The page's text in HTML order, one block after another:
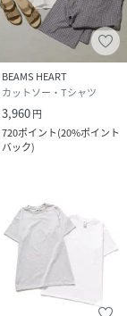
BEAMS HEART
カットソー・Tシャツ
3,960円
720ポイント(20%ポイント
バック)